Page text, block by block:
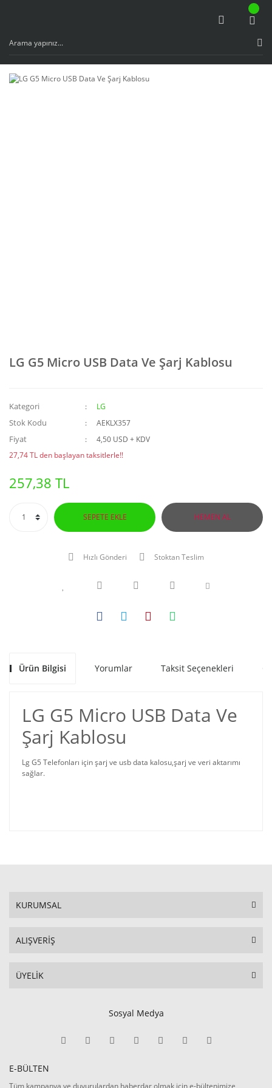
LG G5 Micro USB Data Ve Şarj Kablosu
Kategori LG
Stok Kodu AEKLX357
Fiyat
4,50 USD + KDV
27,74 TL den başlayan taksitlerle!!
257,38 TL
SEPETE EKLE HEMEN AL
Hızlı Gönderi Stoktan Teslim
Ürün Bilgisi Yorumlar Taksit Seçenekleri
LG G5 Micro USB Data Ve
Şarj Kablosu
Lg G5 Telefonları için şarj ve usb data kalosu,şarj ve veri aktarımı
sağlar.
KURUMSAL
ALIŞVERİŞ
ÜYELİK
Sosyal Medya
E-BÜLTEN
Tüm kampanya ve duyurulardan haberdar olmak için e-bültenimize